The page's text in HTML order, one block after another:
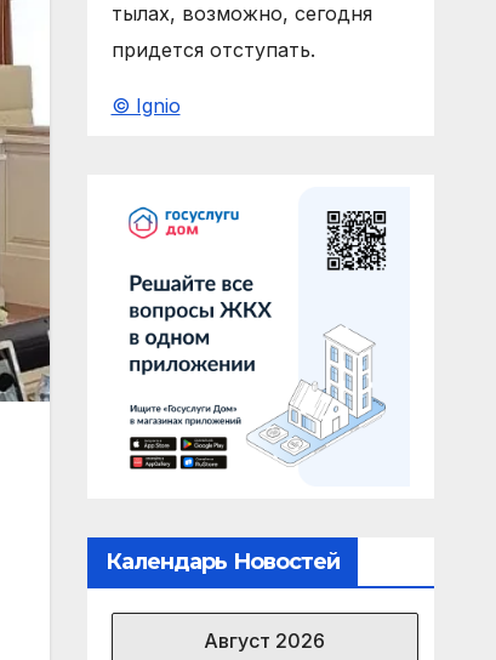
тылах, возможно, сегодня
придется отступать.
© Ignio
Календарь Новостей
Август 2026